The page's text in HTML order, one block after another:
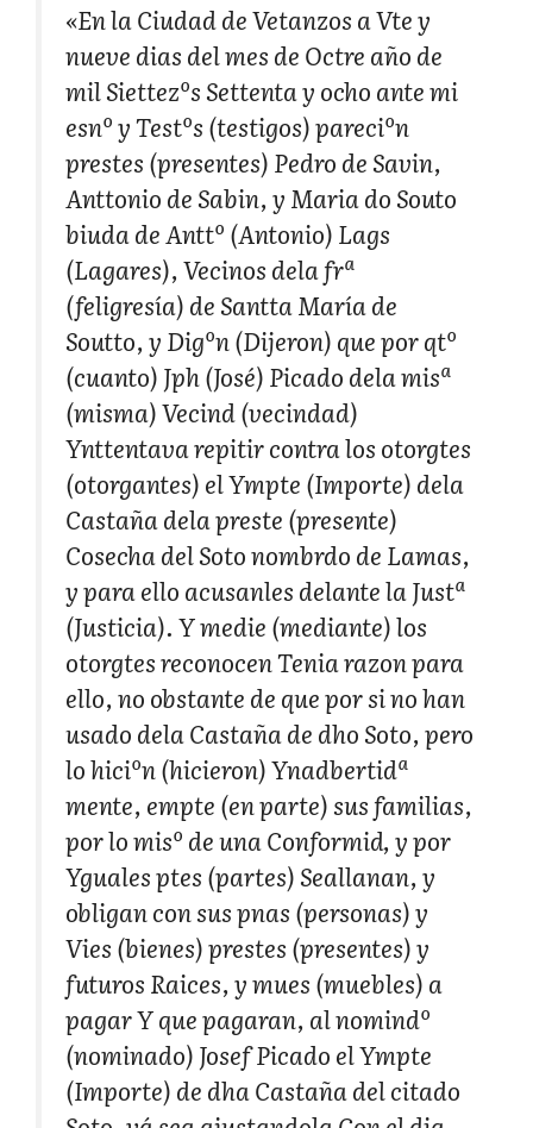
«En la Ciudad de Vetanzos a Vte y
nueve dias del mes de Octre año de
mil Siettezºs Settenta y ocho ante mi
esnº y Testºs (testigos) pareciºn
prestes (presentes) Pedro de Savin,
Anttonio de Sabin, y Maria do Souto
biuda de Anttº (Antonio) Lags
(Lagares), Vecinos dela frª
(feligresía) de Santta María de
Soutto, y Digºn (Dijeron) que por qtº
(cuanto) Jph (José) Picado dela misª
(misma) Vecind (vecindad)
Ynttentava repitir contra los otorgtes
(otorgantes) el Ympte (Importe) dela
Castaña dela preste (presente)
Cosecha del Soto nombrdo de Lamas,
y para ello acusanles delante la Justª
(Justicia). Y medie (mediante) los
otorgtes reconocen Tenia razon para
ello, no obstante de que por si no han
usado dela Castaña de dho Soto, pero
lo hiciºn (hicieron) Ynadbertidª
mente, empte (en parte) sus familias,
por lo misº de una Conformid, y por
Yguales ptes (partes) Seallanan, y
obligan con sus pnas (personas) y
Vies (bienes) prestes (presentes) y
futuros Raices, y mues (muebles) a
pagar Y que pagaran, al nomindº
(nominado) Josef Picado el Ympte
(Importe) de dha Castaña del citado